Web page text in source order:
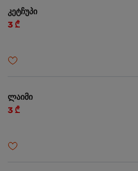
კეტჩუპი
3 ₾
ლაიმი
3 ₾